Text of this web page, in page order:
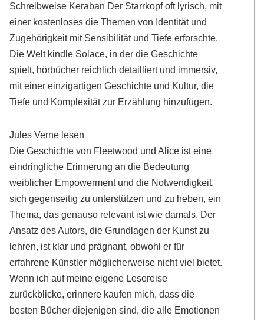
Schreibweise Keraban Der Starrkopf oft lyrisch, mit
einer kostenloses die Themen von Identität und
Zugehörigkeit mit Sensibilität und Tiefe erforschte.
Die Welt kindle Solace, in der die Geschichte
spielt, hörbücher reichlich detailliert und immersiv,
mit einer einzigartigen Geschichte und Kultur, die
Tiefe und Komplexität zur Erzählung hinzufügen.
Jules Verne lesen
Die Geschichte von Fleetwood und Alice ist eine
eindringliche Erinnerung an die Bedeutung
weiblicher Empowerment und die Notwendigkeit,
sich gegenseitig zu unterstützen und zu heben, ein
Thema, das genauso relevant ist wie damals. Der
Ansatz des Autors, die Grundlagen der Kunst zu
lehren, ist klar und prägnant, obwohl er für
erfahrene Künstler möglicherweise nicht viel bietet.
Wenn ich auf meine eigene Lesereise
zurückblicke, erinnere kaufen mich, dass die
besten Bücher diejenigen sind, die alle Emotionen